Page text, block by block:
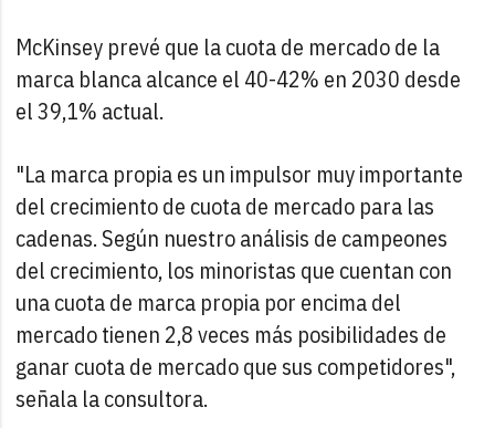
McKinsey prevé que la cuota de mercado de la
marca blanca alcance el 40-42% en 2030 desde
el 39,1% actual.
"La marca propia es un impulsor muy importante
del crecimiento de cuota de mercado para las
cadenas. Según nuestro análisis de campeones
del crecimiento, los minoristas que cuentan con
una cuota de marca propia por encima del
mercado tienen 2,8 veces más posibilidades de
ganar cuota de mercado que sus competidores",
señala la consultora.